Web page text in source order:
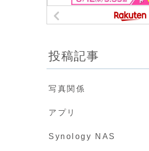
投稿記事
写真関係
アプリ
Synology NAS